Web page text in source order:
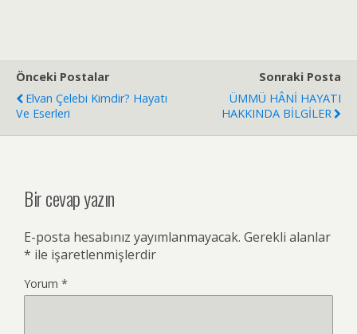
a
y
ı
n
(
e
c
e
d
e
a
ı
l
(
Y
e
n
e
d
e
ı
l
ı
Önceki Postalar
Elvan Çelebi Kimdir? Hayatı
Ve Eserleri
Sonraki Posta
ÜMMÜ HÂNİ HAYATI
HAKKINDA BİLGİLER
Bir cevap yazın
E-posta hesabınız yayımlanmayacak. Gerekli alanlar
* ile işaretlenmişlerdir
Yorum *